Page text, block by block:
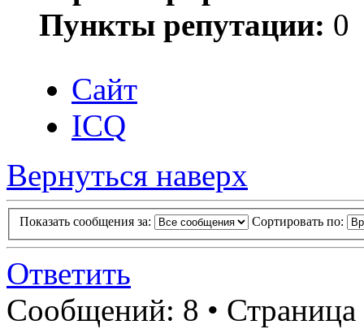
Пункты репутации: 0
Сайт
ICQ
Вернуться наверх
Показать сообщения за: Сортировать по:
Ответить
Сообщений: 8 • Страница